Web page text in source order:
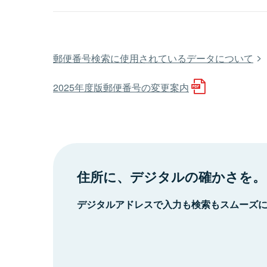
郵便番号検索に使用されているデータについて
2025年度版郵便番号の変更案内
住所に、デジタルの確かさを。
デジタルアドレスで入力も検索もスムーズ